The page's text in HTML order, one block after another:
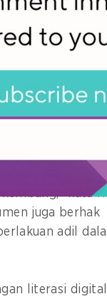
sini.
depan
dan edukasi
literasi digital.
cara memakai
melindungi diri
kata
juga berhak
adil
literasi